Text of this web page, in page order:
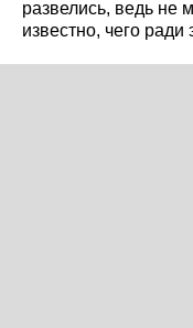
развелись, ведь не
известно, чего ради